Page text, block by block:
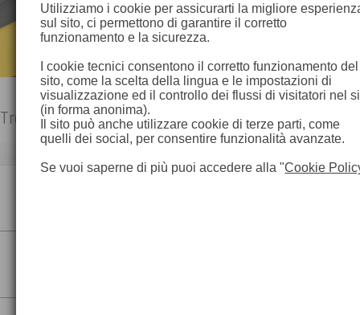
Treppiedi
Utilizziamo i cookie per assicurarti la migliore
sul sito, ci permettono di garantire il corretto
funzionamento e la sicurezza.
I cookie tecnici consentono il corretto funzionamento del
sito, come la scelta della lingua e le impostazioni di
visualizzazione ed il controllo dei flussi di visitatori nel
(in forma anonima).
Il sito può anche utilizzare cookie di terze parti, come
quelli dei social, per consentire funzionalità avanzate.
Se vuoi saperne di più puoi accedere alla "Cookie